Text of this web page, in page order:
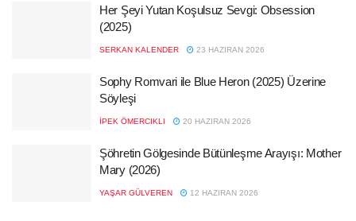
Her Şeyi Yutan Koşulsuz Sevgi: Obsession
(2025)
SERKAN KALENDER 23 HAZIRAN 2026
Sophy Romvari ile Blue Heron (2025) Üzerine
Söyleşi
İPEK ÖMERCIKLI 20 HAZIRAN 2026
Şöhretin Gölgesinde Bütünleşme Arayışı: Mother
Mary (2026)
YAŞAR GÜLVEREN 12 HAZIRAN 2026